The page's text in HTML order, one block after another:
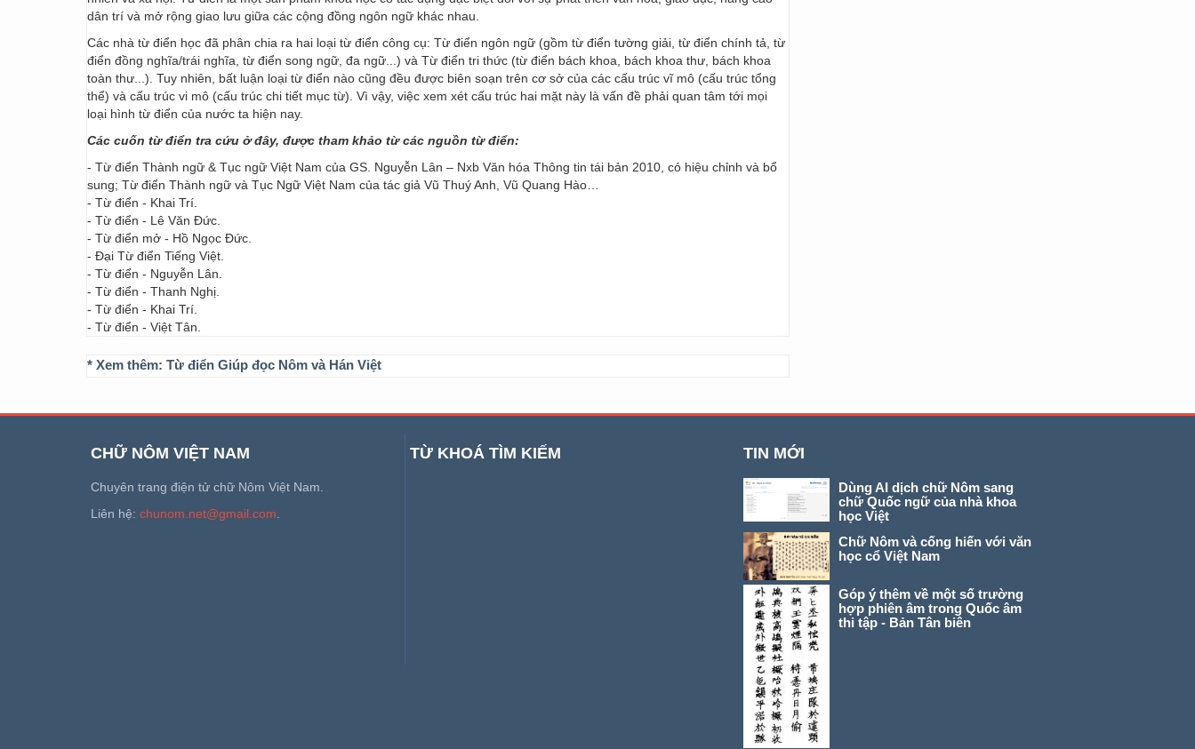
dân trí và mở rộng giao lưu giữa các cộng đồng ngôn ngữ khác nhau.
Các nhà từ điển học đã phân chia ra hai loại từ điển công cụ: Từ điển ngôn ngữ (gồm từ điển tường giải, từ điển chính tả, từ
điển đồng nghĩa/trái nghĩa, từ điển song ngữ, đa ngữ...) và Từ điển tri thức (từ điển bách khoa, bách khoa thư, bách khoa
toàn thư...). Tuy nhiên, bất luận loại từ điển nào cũng đều được biên soạn trên cơ sở của các cấu trúc vĩ mô (cấu trúc tổng
thể) và cấu trúc vi mô (cấu trúc chi tiết mục từ). Vì vậy, việc xem xét cấu trúc hai mặt này là vấn đề phải quan tâm tới mọi
loại hình từ điển của nước ta hiện nay.
Các cuốn từ điển tra cứu ở đây, được tham khảo từ các nguồn từ điển:
- Từ điển Thành ngữ & Tục ngữ Việt Nam của GS. Nguyễn Lân – Nxb Văn hóa Thông tin tái bản 2010, có hiệu chỉnh và bổ
sung; Từ điển Thành ngữ và Tục Ngữ Việt Nam của tác giả Vũ Thuý Anh, Vũ Quang Hào…
- Từ điển - Khai Trí.
- Từ điển - Lê Văn Đức.
- Từ điển mở - Hồ Ngọc Đức.
- Đại Từ điển Tiếng Việt.
- Từ điển - Nguyễn Lân.
- Từ điển - Thanh Nghị.
- Từ điển - Khai Trí.
- Từ điển - Việt Tân.
* Xem thêm: Từ điển Giúp đọc Nôm và Hán Việt
CHỮ NÔM VIỆT NAM
Chuyên trang điện tử chữ Nôm Việt Nam.
Liên hệ: chunom.net@gmail.com
TỪ KHOÁ TÌM KIẾM TIN MỚI
Dùng AI dịch chữ Nôm sang
chữ Quốc ngữ của nhà khoa
học Việt
Chữ Nôm và cống hiến với văn
học cổ Việt Nam
Góp ý thêm về một số trường
hợp phiên âm trong Quốc âm
thi tập - Bản Tân biên